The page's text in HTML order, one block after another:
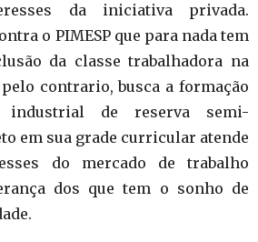
da iniciativa privada.
o PIMESP que para nada tem
da classe trabalhadora na
contrario, busca a formação
de reserva semi-
em sua grade curricular atende
do mercado de trabalho
dos que tem o sonho de